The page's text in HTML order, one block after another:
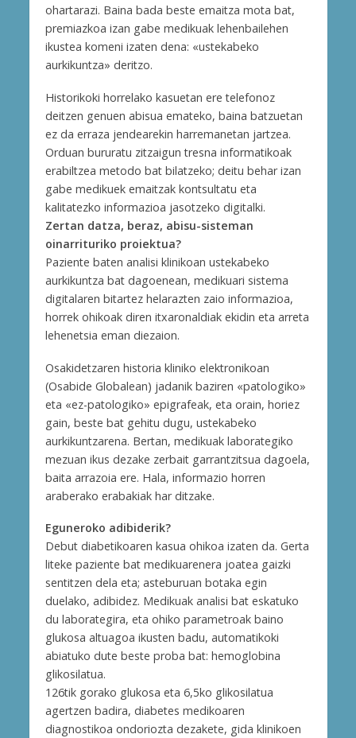
ohartarazi. Baina bada beste emaitza mota bat,
premiazkoa izan gabe medikuak lehenbailehen
ikustea komeni izaten dena: «ustekabeko
aurkikuntza» deritzo.
Historikoki horrelako kasuetan ere telefonoz
deitzen genuen abisua emateko, baina batzuetan
ez da erraza jendearekin harremanetan jartzea.
Orduan bururatu zitzaigun tresna informatikoak
erabiltzea metodo bat bilatzeko; deitu behar izan
gabe medikuek emaitzak kontsultatu eta
kalitatezko informazioa jasotzeko digitalki.
Zertan datza, beraz, abisu-sisteman
oinarrituriko proiektua?
Paziente baten analisi klinikoan ustekabeko
aurkikuntza bat dagoenean, medikuari sistema
digitalaren bitartez helarazten zaio informazioa,
horrek ohikoak diren itxaronaldiak ekidin eta arreta
lehenetsia eman diezaion.
Osakidetzaren historia kliniko elektronikoan
(Osabide Globalean) jadanik baziren «patologiko»
eta «ez-patologiko» epigrafeak, eta orain, horiez
gain, beste bat gehitu dugu, ustekabeko
aurkikuntzarena. Bertan, medikuak laborategiko
mezuan ikus dezake zerbait garrantzitsua dagoela,
baita arrazoia ere. Hala, informazio horren
araberako erabakiak har ditzake.
Eguneroko adibiderik?
Debut diabetikoaren kasua ohikoa izaten da. Gerta
liteke paziente bat medikuarenera joatea gaizki
sentitzen dela eta; asteburuan botaka egin
duelako, adibidez. Medikuak analisi bat eskatuko
du laborategira, eta ohiko parametroak baino
glukosa altuagoa ikusten badu, automatikoki
abiatuko dute beste proba bat: hemoglobina
glikosilatua.
126tik gorako glukosa eta 6,5ko glikosilatua
agertzen badira, diabetes medikoaren
diagnostikoa ondoriozta dezakete, gida klinikoen